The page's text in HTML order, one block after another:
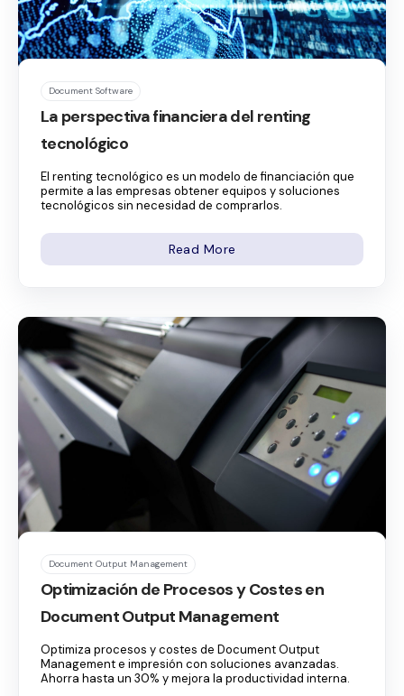
Document Software
La perspectiva financiera del renting
tecnológico
El renting tecnológico es un modelo de financiación que
permite a las empresas obtener equipos y soluciones
tecnológicos sin necesidad de comprarlos.
Read More
Document Output Management
Optimización de Procesos y Costes en
Document Output Management
Optimiza procesos y costes de Document Output
Management e impresión con soluciones avanzadas.
Ahorra hasta un 30% y mejora la productividad interna.